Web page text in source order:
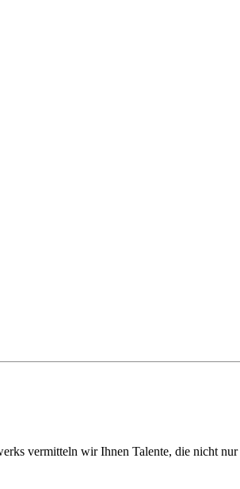
vermitteln wir Ihnen Talente, die nicht nur